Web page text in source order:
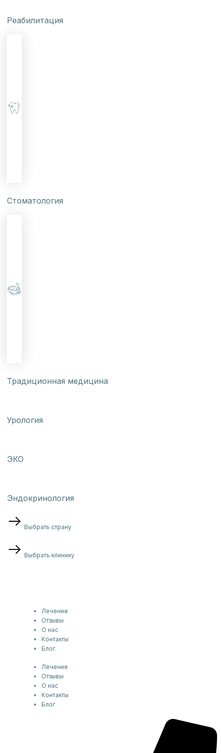
Реабилитация
Стоматология
Традиционная медицина
Урология
ЭКО
Эндокринология
Выбрать страну
Выбрать клинику
Лечение
Отзывы
О нас
Контакты
Блог
Лечение
Отзывы
О нас
Контакты
Блог